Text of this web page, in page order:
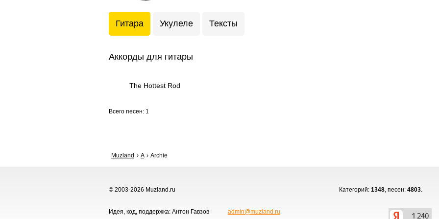
Гитара Укулеле Тексты
Аккорды для гитары
The Hottest Rod
Всего песен: 1
Muzland A Archie
© 2003-2026 Muzland.ru Категорий: 1348, песен: 4803.
Идея, код, поддержка: Антон Гавзов
admin@muzland.ru